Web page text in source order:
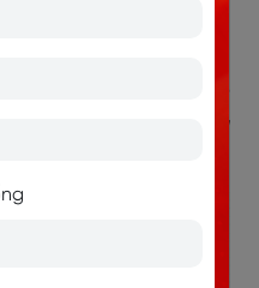
ấy còn giúp đỡ đồng